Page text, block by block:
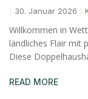
30. Januar 2026
Willkommen in
ländliches Flair mit
Diese
READ MORE